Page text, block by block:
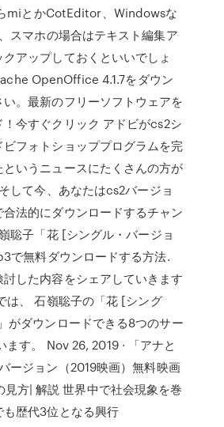
miとかCotEditor、Windowsな
スマホの場合はテキスト編集ア
アップしておくといいでしょ
OpenOffice 4.1.7をダウン
。最新のフリーソフトウェアを
今すぐクリック アドビがcs2シ
ビフォトショッププログラムを完
いうニュースにたくさんの方が
して今、あなたはcs2バージョ
法的にダウンロードするチャン
聡子「花 [シングル・バージョ
で無料ダウンロードする方法.
した内容をシェアしていきます
は、 石嶺聡子の「花 [シング
がダウンロードできる8つのサー
ます。 Nov 26, 2019 · 「アナと
ージョン（2019映画）無料映画
見方| 解説 世界中で社会現象を巻
も歴代3位となる興行